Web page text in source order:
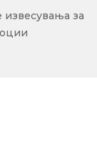
извесувања за